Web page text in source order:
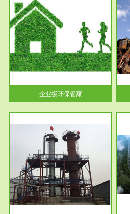
企业级环保管家
服务范围
固体危险废物处理
固体废物解释：固体废物是指人
们在生产建设、日常生活和其他
活动中...
服务范围
市政固废处理
蔚蓝生态环境科技所从事的市政
废物处理业务包括市政废物的处